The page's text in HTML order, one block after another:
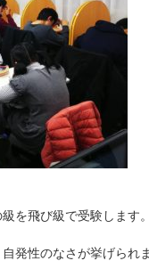
を飛び級で受験します。
発性のなさが挙げられま